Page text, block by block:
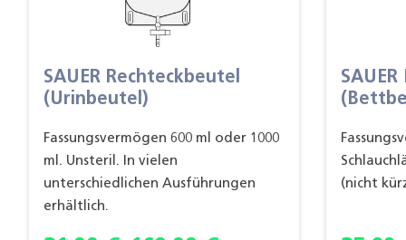
SAUER Rechteckbeutel
(Urinbeutel)
Fassungsvermögen 600 ml oder 1000
ml. Unsteril. In vielen
unterschiedlichen Ausführungen
erhältlich.
(nicht